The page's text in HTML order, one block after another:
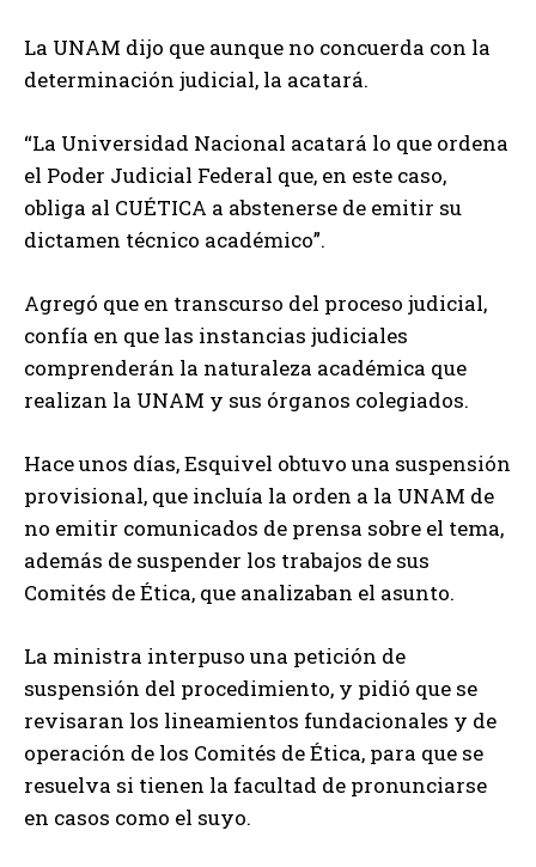
La UNAM dijo que aunque no concuerda con la
determinación judicial, la acatará.
“La Universidad Nacional acatará lo que ordena
el Poder Judicial Federal que, en este caso,
obliga al CUÉTICA a abstenerse de emitir su
dictamen técnico académico”.
Agregó que en transcurso del proceso judicial,
confía en que las instancias judiciales
comprenderán la naturaleza académica que
realizan la UNAM y sus órganos colegiados.
Hace unos días, Esquivel obtuvo una suspensión
provisional, que incluía la orden a la UNAM de
no emitir comunicados de prensa sobre el tema,
además de suspender los trabajos de sus
Comités de Ética, que analizaban el asunto.
La ministra interpuso una petición de
suspensión del procedimiento, y pidió que se
revisaran los lineamientos fundacionales y de
operación de los Comités de Ética, para que se
resuelva si tienen la facultad de pronunciarse
en casos como el suyo.